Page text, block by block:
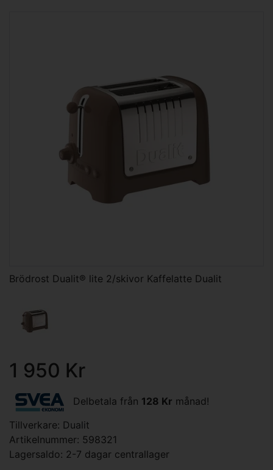
Brödrost Dualit® lite 2/skivor Kaffelatte Dualit
1 950 Kr
Delbetala från 128 Kr månad!
Tillverkare: Dualit
Artikelnummer: 598321
Lagersaldo: 2-7 dagar centrallager